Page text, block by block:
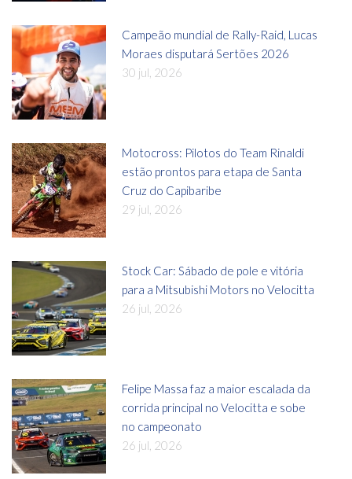
Campeão mundial de Rally-Raid, Lucas
Moraes disputará Sertões 2026
30 jul, 2026
Motocross: Pilotos do Team Rinaldi
estão prontos para etapa de Santa
Cruz do Capibaribe
29 jul, 2026
Stock Car: Sábado de pole e vitória
para a Mitsubishi Motors no Velocitta
26 jul, 2026
Felipe Massa faz a maior escalada da
corrida principal no Velocitta e sobe
no campeonato
26 jul, 2026